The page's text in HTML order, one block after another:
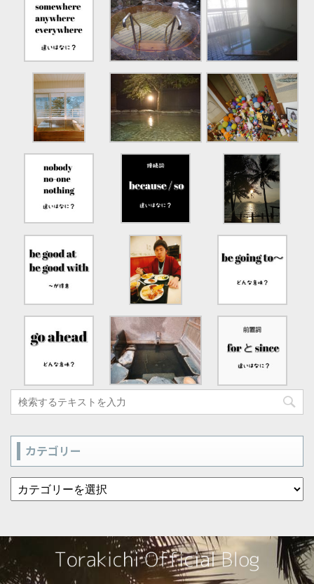
カテゴリー